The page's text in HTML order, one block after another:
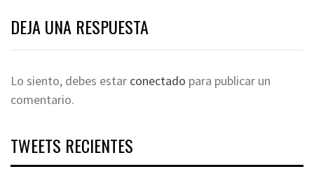
DEJA UNA RESPUESTA
Lo siento, debes estar conectado para publicar un
comentario.
TWEETS RECIENTES